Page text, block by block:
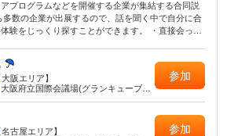
プログラムなどを開催する企業が集結する合同説
数の企業が出展するので、話を聞く中で自分に合
験をじっくり探すことができます。 ・直接会って
大阪エリア】
大阪府立国際会議場(グランキューブ大
参加
名古屋エリア】
参加